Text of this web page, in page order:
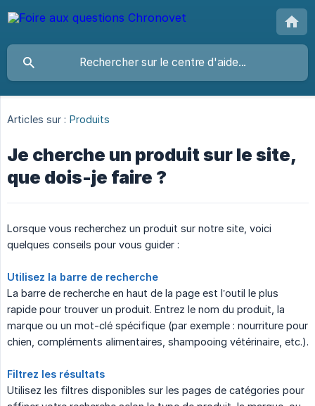
Articles sur : Produits
Je cherche un produit sur le site,
que dois-je faire ?
Lorsque vous recherchez un produit sur notre site, voici
quelques conseils pour vous guider :
Utilisez la barre de recherche
La barre de recherche en haut de la page est l’outil le plus
rapide pour trouver un produit. Entrez le nom du produit, la
marque ou un mot-clé spécifique (par exemple : nourriture pour
chien, compléments alimentaires, shampooing vétérinaire, etc.).
Filtrez les résultats
Utilisez les filtres disponibles sur les pages de catégories pour